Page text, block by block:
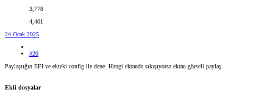
3,778
4,401
24 Ocak 2025
#20
Paylaştığın EFI ve ekteki config ile dene. Hangi ekranda sıkışıyorsa ekran görseli paylaş.
Ekli dosyalar